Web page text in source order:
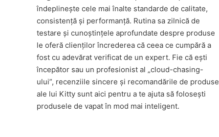
îndeplinește cele mai înalte standarde de calitate,
consistență și performanță. Rutina sa zilnică de
testare și cunoștințele aprofundate despre produse
le oferă clienților încrederea că ceea ce cumpără a
fost cu adevărat verificat de un expert. Fie că ești
începător sau un profesionist al „cloud-chasing-
ului”, recenziile sincere și recomandările de produse
ale lui Kitty sunt aici pentru a te ajuta să folosești
produsele de vapat în mod mai inteligent.